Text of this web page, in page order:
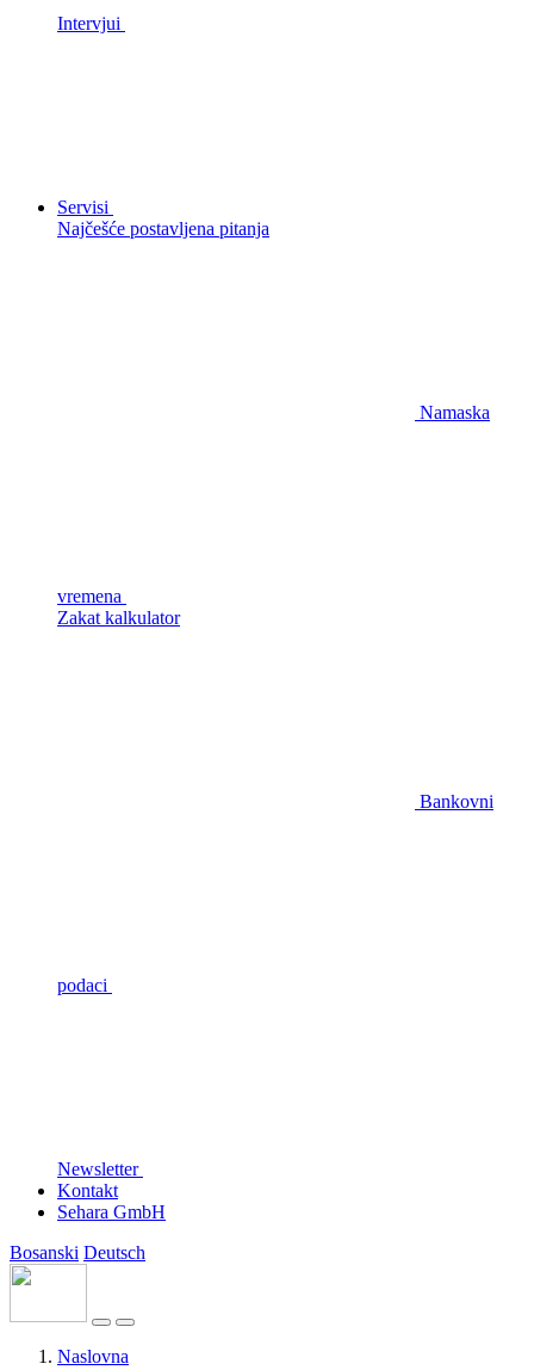
Intervjui
Servisi
Najčešće postavljena pitanja
Namaska
vremena
Zakat kalkulator
Bankovni
podaci
Newsletter
Kontakt
Sehara GmbH
Bosanski Deutsch
Naslovna